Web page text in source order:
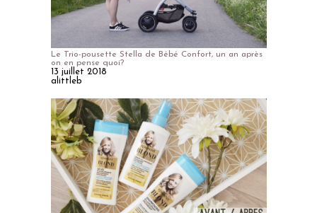
Le Trio-pousette Stella de Bébé Confort, un an après
on en pense quoi?
13 juillet 2018
alittleb